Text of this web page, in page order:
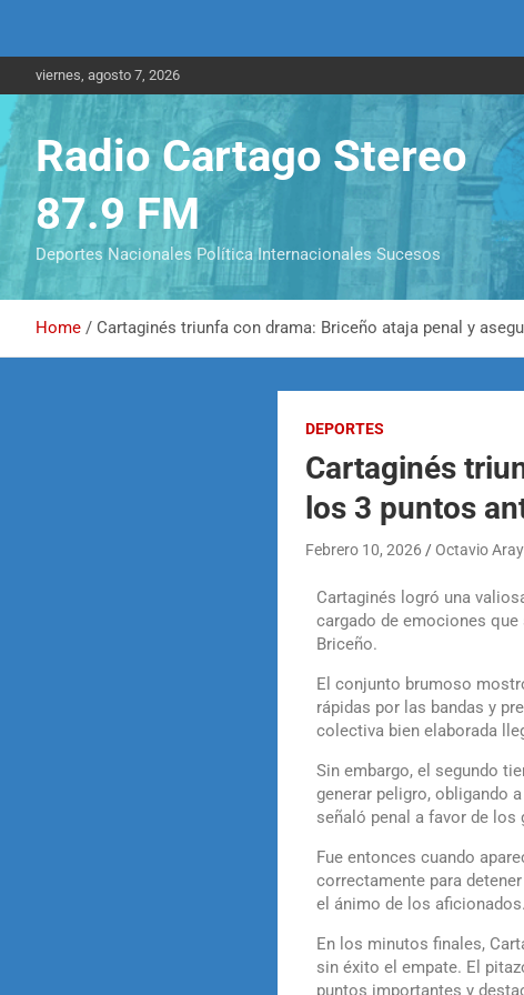
viernes, agosto 7, 2026
Radio Cartago Stereo
87.9 FM
Deportes Nacionales Política Internacionales Sucesos
Home Cartaginés triunfa con drama: Briceño ataja penal y
DEPORTES
Cartaginés
los 3 puntos
Febrero 10, 2026 Octavio
Cartaginés logró una
cargado de emociones
Briceño.
El conjunto brumoso
rápidas por las bandas y
colectiva bien elaborada
Sin embargo, el segundo
generar peligro, obligando
señaló penal a favor de los
Fue entonces cuando
correctamente para
el ánimo de los
En los minutos finales,
sin éxito el empate. El
puntos importantes y